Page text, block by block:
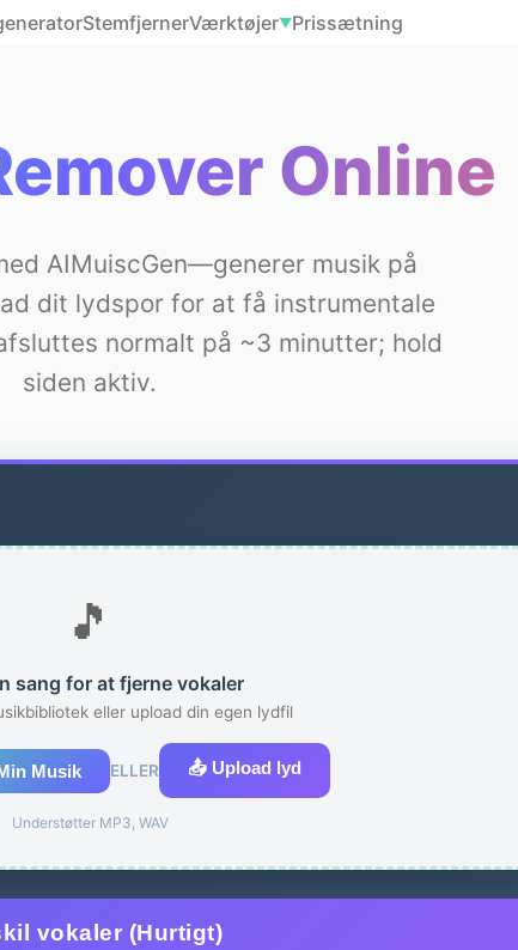
StemfjernerVærktøjer▼Prissætning
Online
AIMuiscGen—generer musik på
dit lydspor for at få instrumentale
normalt på ~3 minutter; hold
siden aktiv.
🎵
sang for at fjerne vokaler
eller upload din egen lydfil
Musik ELLER 📤 Upload lyd
Understøtter MP3, WAV
vokaler (Hurtigt)